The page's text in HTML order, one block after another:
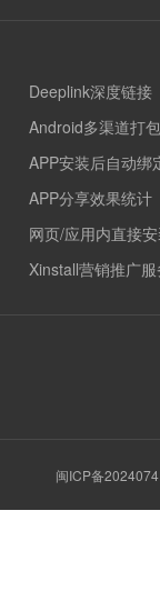
Deeplink深度链接
Android多渠道打包
APP安装后自动绑
APP分享效果统计
网页/应用内直接
Xinstall营销推广
闽ICP备